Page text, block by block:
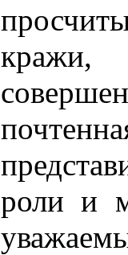
кражи,
роли и